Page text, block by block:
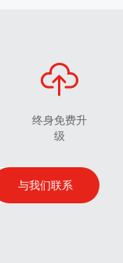
终身免费升
级